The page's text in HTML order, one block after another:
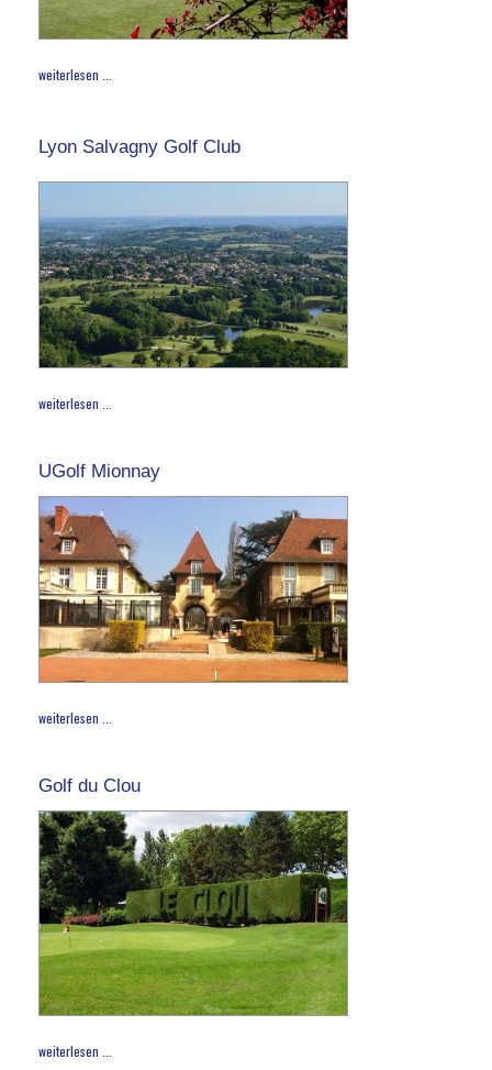
weiterlesen ...
Lyon Salvagny Golf Club
weiterlesen ...
UGolf Mionnay
weiterlesen ...
Golf du Clou
weiterlesen ...